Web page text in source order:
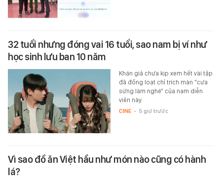
32 tuổi nhưng đóng vai 16 tuổi, sao nam bị ví như
học sinh lưu ban 10 năm
Khán giả chưa kịp xem hết vài tập
đã đồng loạt chỉ trích màn "cưa
sừng làm nghé" của nam diễn
viên này.
CINE - 5 giờ trước
Vì sao đồ ăn Việt hầu như món nào cũng có hành
lá?